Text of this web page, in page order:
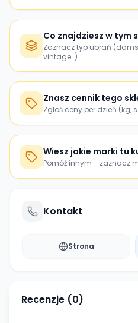
Co znajdziesz w tym
Zaznacz typ ubrań
vintage…)
Znasz cennik tego
Zgłoś ceny per dzień (kg,
Wiesz jakie marki tu
Pomóż innym - zaznacz
Kontakt
Strona
Recenzje (0)